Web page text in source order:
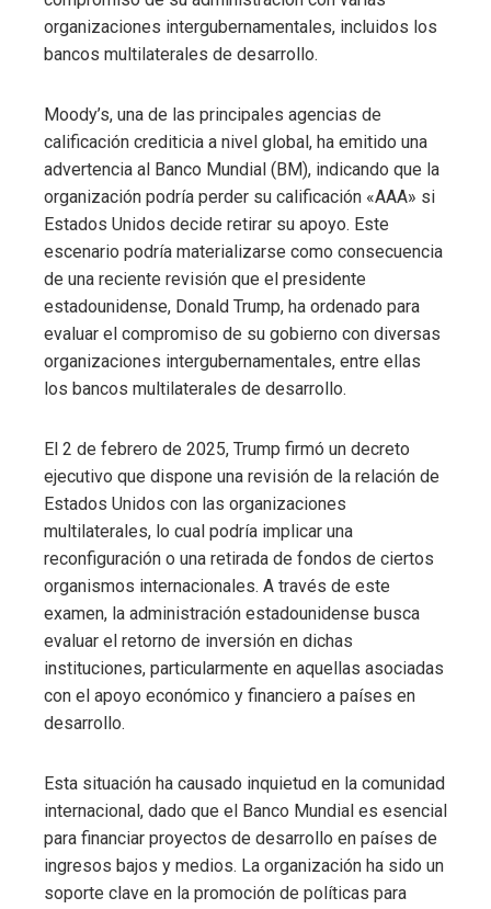
organizaciones intergubernamentales, incluidos los
bancos multilaterales de desarrollo.
Moody’s, una de las principales agencias de
calificación crediticia a nivel global, ha emitido una
advertencia al Banco Mundial (BM), indicando que la
organización podría perder su calificación «AAA» si
Estados Unidos decide retirar su apoyo. Este
escenario podría materializarse como consecuencia
de una reciente revisión que el presidente
estadounidense, Donald Trump, ha ordenado para
evaluar el compromiso de su gobierno con diversas
organizaciones intergubernamentales, entre ellas
los bancos multilaterales de desarrollo.
El 2 de febrero de 2025, Trump firmó un decreto
ejecutivo que dispone una revisión de la relación de
Estados Unidos con las organizaciones
multilaterales, lo cual podría implicar una
reconfiguración o una retirada de fondos de ciertos
organismos internacionales. A través de este
examen, la administración estadounidense busca
evaluar el retorno de inversión en dichas
instituciones, particularmente en aquellas asociadas
con el apoyo económico y financiero a países en
desarrollo.
Esta situación ha causado inquietud en la comunidad
internacional, dado que el Banco Mundial es esencial
para financiar proyectos de desarrollo en países de
ingresos bajos y medios. La organización ha sido un
soporte clave en la promoción de políticas para